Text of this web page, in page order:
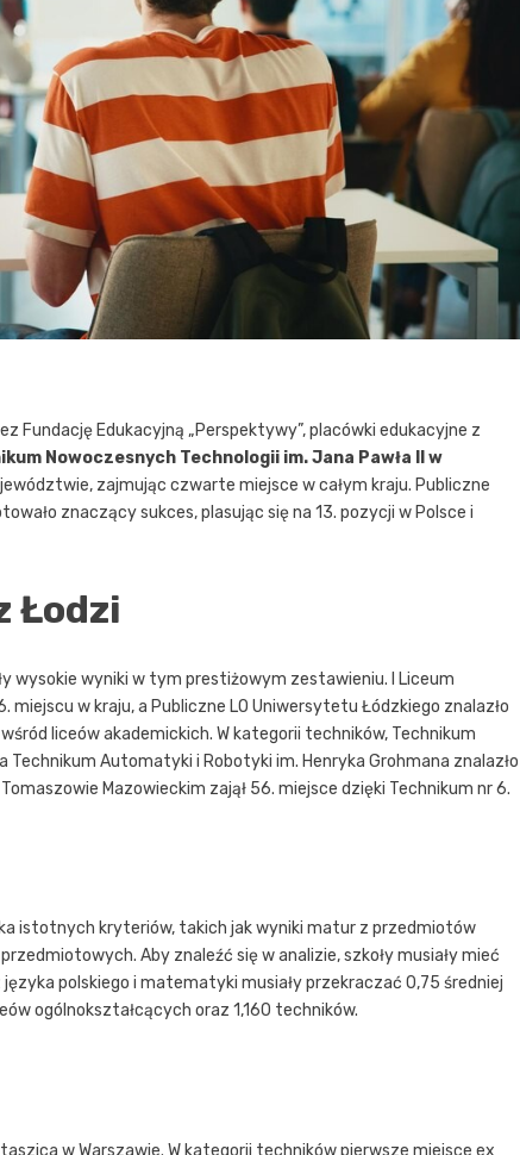
Fundację Edukacyjną „Perspektywy”, placówki edukacyjne z
Nowoczesnych Technologii im. Jana Pawła II w
zajmując czwarte miejsce w całym kraju. Publiczne
znaczący sukces, plasując się na 13. pozycji w Polsce i
Łodzi
wysokie wyniki w tym prestiżowym zestawieniu. I Liceum
miejscu w kraju, a Publiczne LO Uniwersytetu Łódzkiego znalazło
liceów akademickich. W kategorii techników, Technikum
Technikum Automatyki i Robotyki im. Henryka Grohmana znalazło
Mazowieckim zajął 56. miejsce dzięki Technikum nr 6.
istotnych kryteriów, takich jak wyniki matur z przedmiotów
Aby znaleźć się w analizie, szkoły musiały mieć
polskiego i matematyki musiały przekraczać 0,75 średniej
ogólnokształcących oraz 1,160 techników.
w Warszawie. W kategorii techników pierwsze miejsce ex